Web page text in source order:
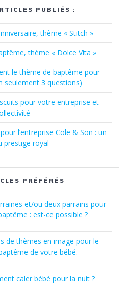
PUBLIÉS :
thème « Stitch »
thème « Dolce Vita »
le thème de baptême pour
seulement 3 questions)
pour votre entreprise et
l’entreprise Cole & Son : un
prestige royal
PRÉFÉRÉS
et/ou deux parrains pour
: est-ce possible ?
de thèmes en image pour le
de votre bébé.
caler bébé pour la nuit ?